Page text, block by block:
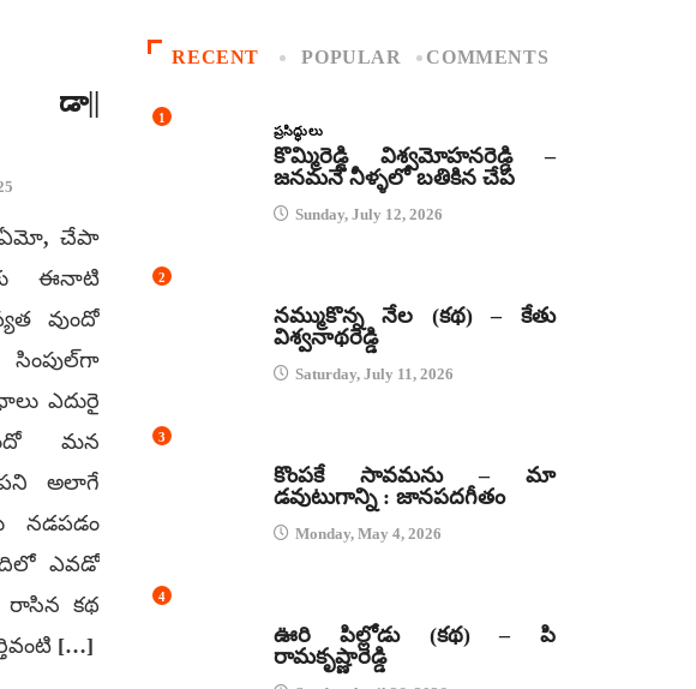
డా||
ఏమో, చేపా
ఈనాటి
వుందో
ఎదురై
మన
పని అలాగే
నడపడం
ఎవడో
రాసిన కథ
[…]
RECENT POPULAR COMMENTS
1
ప్రసిద్ధులు
కొమ్మిరెడ్డి విశ్వమోహనరెడ్డి –
జనమనే నీళ్ళలో బతికిన చేప
Sunday, July 12, 2026
2
నమ్ముకొన్న నేల (కథ) – కేతు
విశ్వనాథరెడ్డి
Saturday, July 11, 2026
3
కొంపకే సావమను – మా
డవుటుగాన్ని : జానపదగీతం
Monday, May 4, 2026
4
ఊరి పిల్లోడు (కథ) – పి
రామకృష్ణారెడ్డి